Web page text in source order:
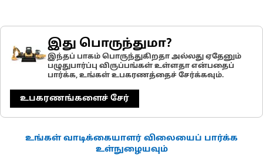
இது பொருந்துமா?
இந்தப் பாகம் பொருந்துகிறதா அல்லது ஏதேனும்
பழுதுபார்ப்பு விருப்பங்கள் உள்ளதா என்பதைப்
பார்க்க, உங்கள் உபகரணத்தைச் சேர்க்கவும்.
உபகரணங்களைச் சேர்
உங்கள் வாடிக்கையாளர் விலையைப் பார்க்க
உள்நுழையவும்